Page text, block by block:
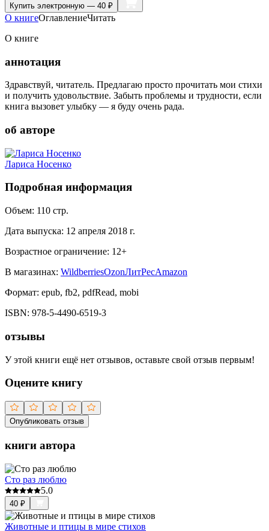
Купить электронную — 40 ₽
О книгеОглавлениеЧитать
О книге
аннотация
Здравствуй, читатель. Предлагаю просто прочитать мои стихи
и получить удовольствие. Забыть проблемы и трудности, если
книга вызовет улыбку — я буду очень рада.
об авторе
Лариса Носенко
Подробная информация
Объем: 110 стр.
Дата выпуска: 12 апреля 2018 г.
Возрастное ограничение: 12+
В магазинах: WildberriesOzonЛитРесAmazon
Формат: epub, fb2, pdfRead, mobi
ISBN: 978-5-4490-6519-3
отзывы
У этой книги ещё нет отзывов, оставьте свой отзыв первым!
Оцените книгу
Опубликовать отзыв
книги автора
Сто раз люблю
5.0
40 ₽
Животные и птицы в мире стихов